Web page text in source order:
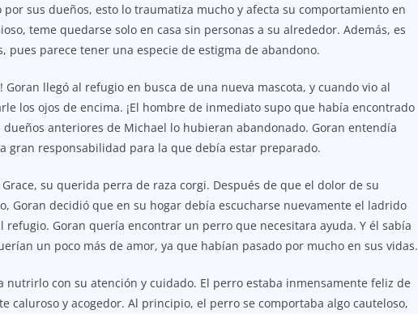
sus dueños, esto lo traumatiza mucho y afecta su comportamiento en
teme quedarse solo en casa sin personas a su alrededor. Además, es
pues parece tener una especie de estigma de abandono.
Goran llegó al refugio en busca de una nueva mascota, y cuando vio al
los ojos de encima. ¡El hombre de inmediato supo que había encontrado
anteriores de Michael lo hubieran abandonado. Goran entendía
gran responsabilidad para la que debía estar preparado.
su querida perra de raza corgi. Después de que el dolor de su
Goran decidió que en su hogar debía escucharse nuevamente el ladrido
refugio. Goran quería encontrar un perro que necesitara ayuda. Y él sabía
un poco más de amor, ya que habían pasado por mucho en sus vidas.
nutrirlo con su atención y cuidado. El perro estaba inmensamente feliz de
caluroso y acogedor. Al principio, el perro se comportaba algo cauteloso,